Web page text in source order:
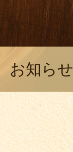
お知らせ